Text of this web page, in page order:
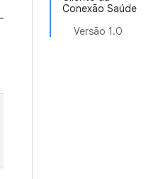
Conexão Saúde
Versão 1.0